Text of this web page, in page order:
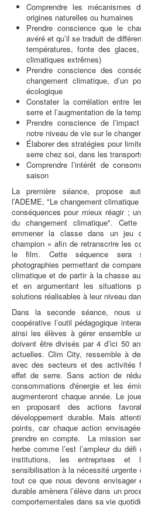
Comprendre les mécanismes
origines naturelles ou humaines
Prendre conscience que le
avéré et qu’il se traduit de
températures, fonte des
climatiques extrêmes)
Prendre conscience des
changement climatique, d’un
écologique
Constater la corrélation entre
serre et l’augmentation de la
Prendre conscience de
notre niveau de vie sur le
Élaborer des stratégies pour
serre chez soi, dans les
Comprendre l’intérêt de
saison
La première séance, propose
l’ADEME, "Le changement
conséquences pour mieux réagir ;
du changement climatique".
emmener la classe dans un jeu
champion » afin de retranscrire les
le film. Cette séquence sera
photographies permettant de
climatique et de partir à la chasse
et en argumentant les situations
solutions réalisables à leur niveau
Dans la seconde séance, nous
coopérative l’outil pédagogique
ainsi les élèves à gérer ensemble
doivent être divisés par 4 d’ici 50
actuelles. Clim City, ressemble à
avec des secteurs et des activités
effet de serre. Sans action de
consommations d'énergie et les
augmenteront chaque année. Le
en proposant des actions
développement durable. Mais
points, car chaque action
prendre en compte. La mission
herbe comme l’est l’ampleur du
institutions, les entreprises et
sensibilisation à la nécessité urgente
tout ce que nous devons
durable amènera l’élève dans un
comportementales dans sa vie